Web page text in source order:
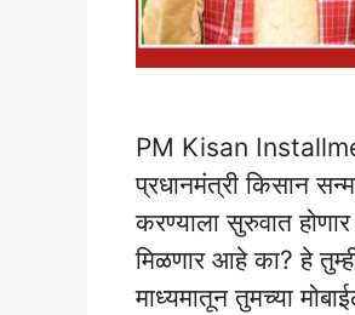
PM Kisan
प्रधानमंत्री किसान
करण्याला सुरुवात
मिळणार आहे का? हे
माध्यमातून तुमच्या